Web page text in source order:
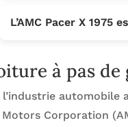
L’AMC Pacer X
à pas
automobile
Corporation